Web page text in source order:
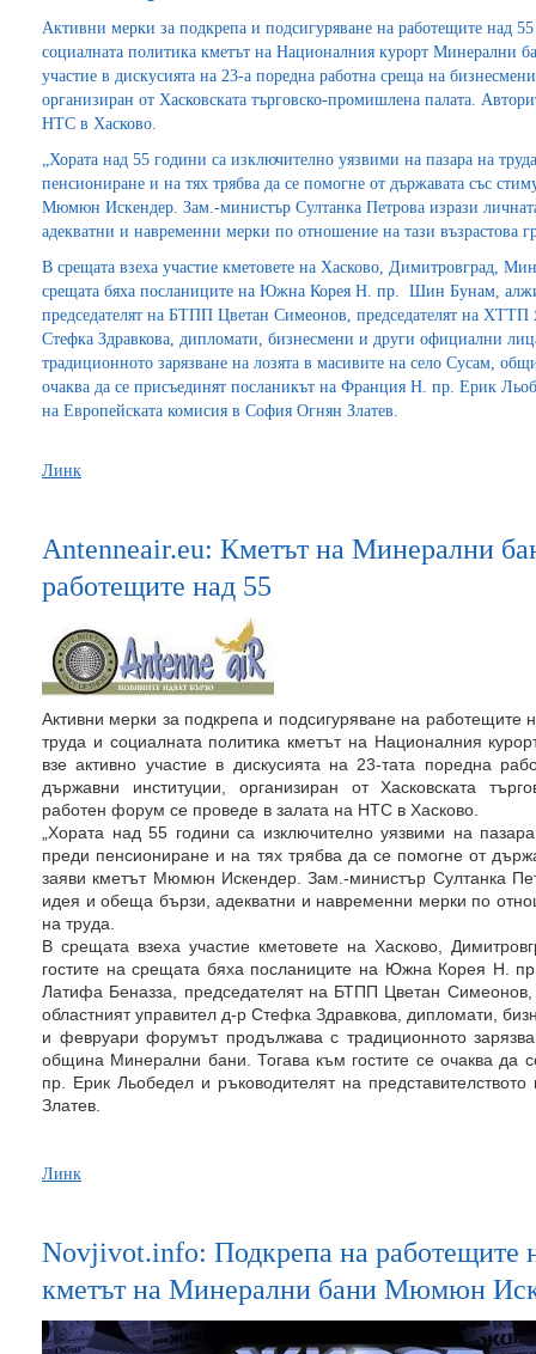
Активни мерки за подкрепа и подсигуряване на работещите над
социалната политика кметът на Националния курорт Минерални
участие в дискусията на 23-а поредна работна среща на
организиран от Хасковската търговско-промишлена палата.
НТС в Хасково.
„Хората над 55 години са изключително уязвими на пазара на
пенсиониране и на тях трябва да се помогне от държавата със
Мюмюн Искендер. Зам.-министър Султанка Петрова изрази
адекватни и навременни мерки по отношение на тази възрастова
В срещата взеха участие кметовете на Хасково, Димитровград,
срещата бяха посланиците на Южна Корея Н. пр. Шин Бунам,
председателят на БТПП Цветан Симеонов, председателят на ХТТП
Стефка Здравкова, дипломати, бизнесмени и други официални
традиционното зарязване на лозята в масивите на село Сусам,
очаква да се присъединят посланикът на Франция Н. пр. Ерик
на Европейската комисия в София Огнян Златев.
Линк
Antenneair.eu: Кметът на Минерални
работещите над 55
Активни мерки за подкрепа и подсигуряване на работещите
труда и социалната политика кметът на Националния
взе активно участие в дискусията на 23-тата поредна
държавни институции, организиран от Хасковската
работен форум се проведе в залата на НТС в Хасково.
„Хората над 55 години са изключително уязвими на
преди пенсиониране и на тях трябва да се помогне от
заяви кметът Мюмюн Искендер. Зам.-министър Султанка
идея и обеща бързи, адекватни и навременни мерки по
на труда.
В срещата взеха участие кметовете на Хасково,
гостите на срещата бяха посланиците на Южна Корея Н.
Латифа Беназза, председателят на БТПП Цветан
областният управител д-р Стефка Здравкова, дипломати,
и февруари форумът продължава с традиционното
община Минерални бани. Тогава към гостите се очаква да
пр. Ерик Льобедел и ръководителят на
Златев.
Линк
Novjivot.info: Подкрепа на работещите
кметът на Минерални бани Мюмюн